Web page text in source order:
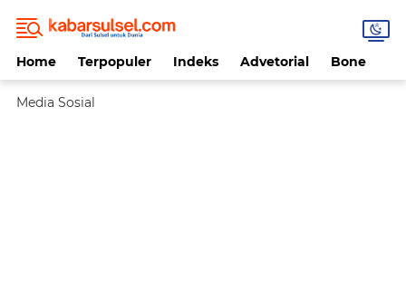
Home Terpopuler Indeks Advetorial Bone
Media Sosial